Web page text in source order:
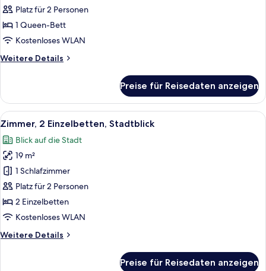
Queen-
Bett,
Stadtblick
Platz für 2 Personen
1 Queen-Bett
Kostenloses WLAN
Weitere Details
Weitere
1
Queen-
Bett,
Preise für Reisedaten anzeigen
Alle
Fotos
für
Zimmer,
2 Einzelbetten,
Stadtblick
anzeigen
Ein Hotelzimmer mit zwei Betten,
8
Zimmer, 2 Einzelbetten, Stadtblick
Blick auf die Stadt
19 m²
1 Schlafzimmer
Platz für 2 Personen
2 Einzelbetten
Kostenloses WLAN
Weitere Details
Weitere
Preise für Reisedaten anzeigen